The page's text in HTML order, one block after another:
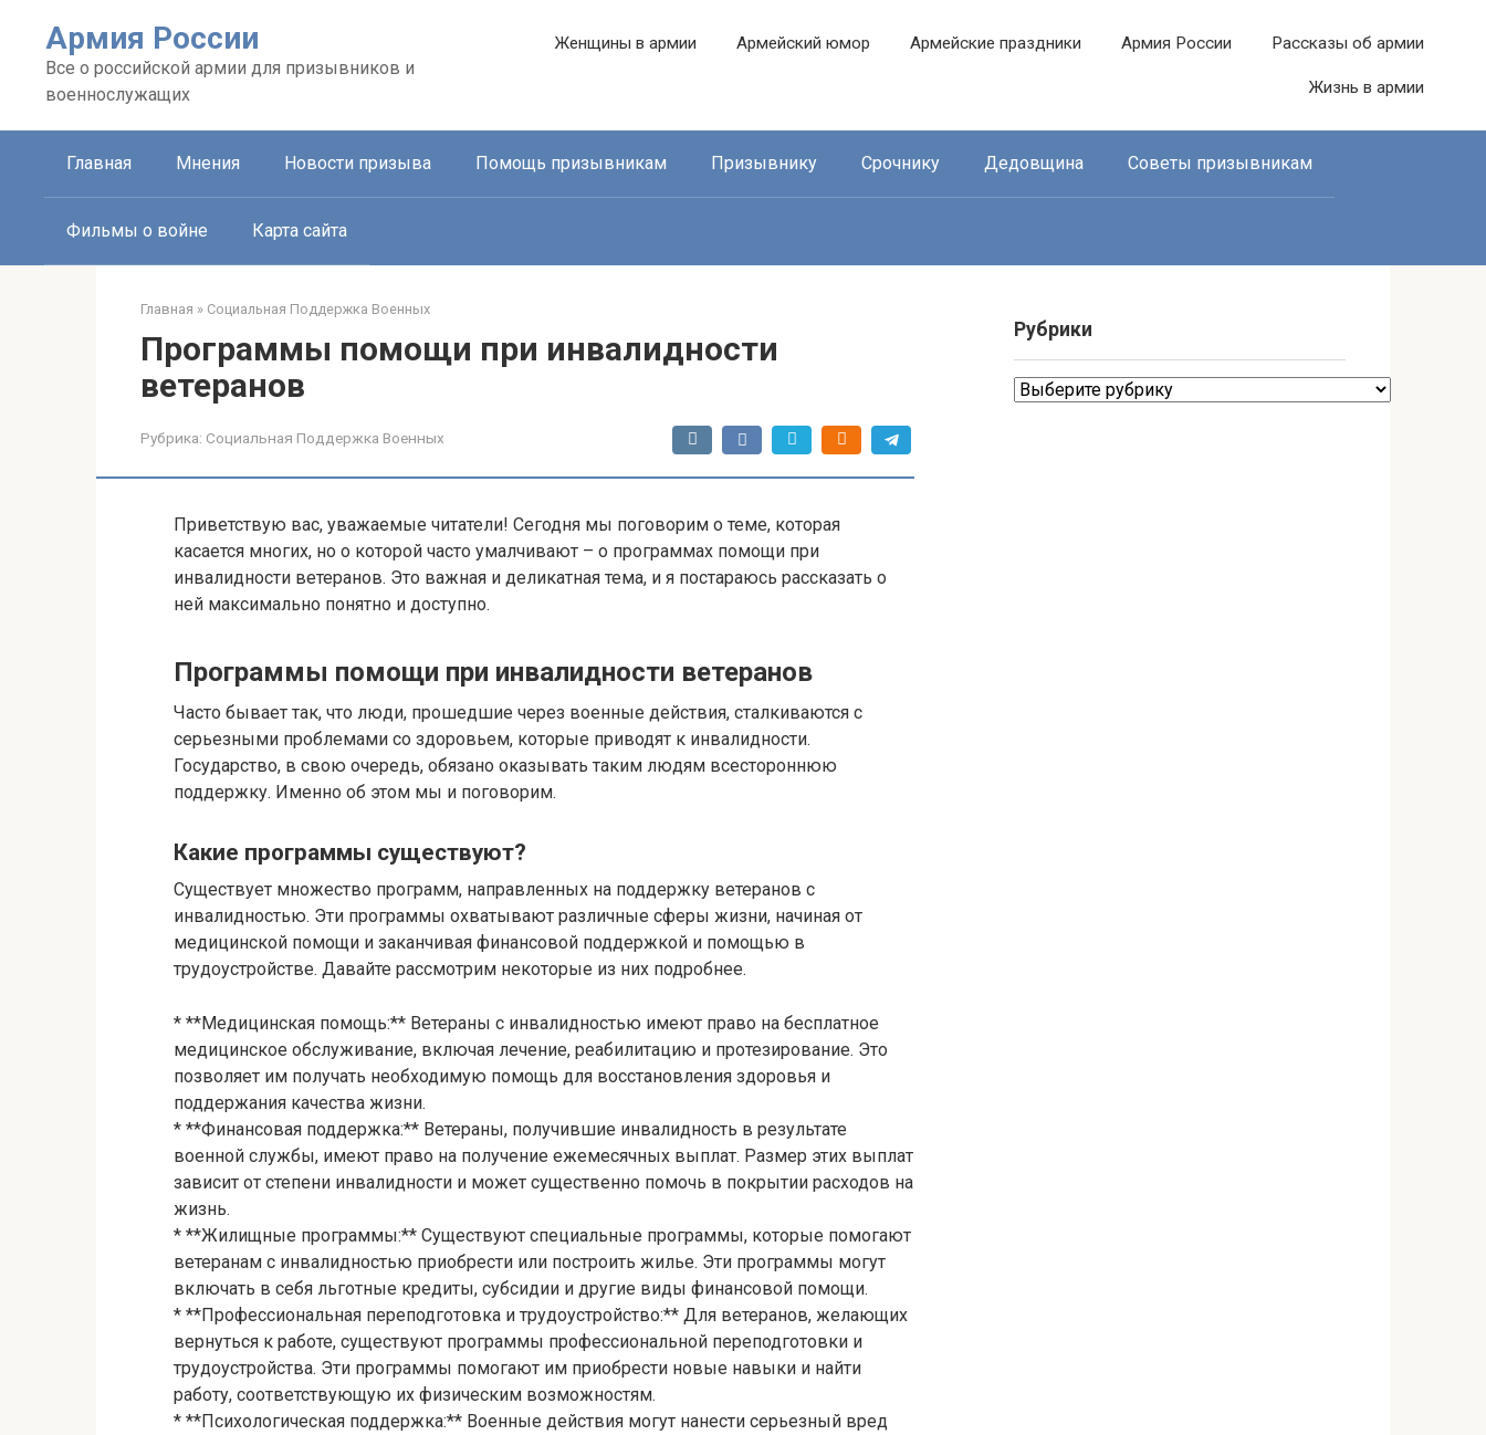
контенту
Армия России
Все о российской армии для призывников и
военнослужащих
Женщины в армии Армейский юмор Армейские праздники Армия России Рассказы об армии
Жизнь в армии
Главная Мнения Новости призыва Помощь призывникам Призывнику Срочнику Дедовщина Советы призывникам
Фильмы о войне Карта сайта
Главная » Социальная Поддержка Военных
Программы помощи при инвалидности
ветеранов
Рубрика: Социальная Поддержка Военных
Приветствую вас, уважаемые читатели! Сегодня мы поговорим о теме, которая
касается многих, но о которой часто умалчивают – о программах помощи при
инвалидности ветеранов. Это важная и деликатная тема, и я постараюсь рассказать о
ней максимально понятно и доступно.
Программы помощи при инвалидности ветеранов
Часто бывает так, что люди, прошедшие через военные действия, сталкиваются с
серьезными проблемами со здоровьем, которые приводят к инвалидности.
Государство, в свою очередь, обязано оказывать таким людям всестороннюю
поддержку. Именно об этом мы и поговорим.
Какие программы существуют?
Существует множество программ, направленных на поддержку ветеранов с
инвалидностью. Эти программы охватывают различные сферы жизни, начиная от
медицинской помощи и заканчивая финансовой поддержкой и помощью в
трудоустройстве. Давайте рассмотрим некоторые из них подробнее.
* **Медицинская помощь:** Ветераны с инвалидностью имеют право на бесплатное
медицинское обслуживание, включая лечение, реабилитацию и протезирование. Это
позволяет им получать необходимую помощь для восстановления здоровья и
поддержания качества жизни.
* **Финансовая поддержка:** Ветераны, получившие инвалидность в результате
военной службы, имеют право на получение ежемесячных выплат. Размер этих выплат
зависит от степени инвалидности и может существенно помочь в покрытии расходов на
жизнь.
* **Жилищные программы:** Существуют специальные программы, которые помогают
ветеранам с инвалидностью приобрести или построить жилье. Эти программы могут
включать в себя льготные кредиты, субсидии и другие виды финансовой помощи.
* **Профессиональная переподготовка и трудоустройство:** Для ветеранов, желающих
вернуться к работе, существуют программы профессиональной переподготовки и
трудоустройства. Эти программы помогают им приобрести новые навыки и найти
работу, соответствующую их физическим возможностям.
* **Психологическая поддержка:** Военные действия могут нанести серьезный вред
Рубрики
Рубрики